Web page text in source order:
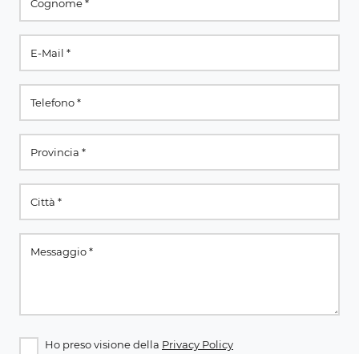
Ho preso visione della Privacy Policy